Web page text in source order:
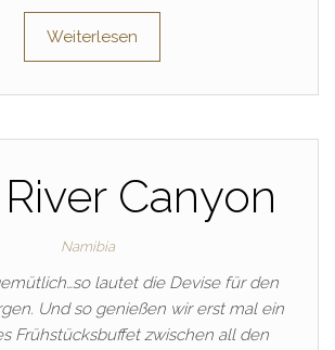
Weiterlesen
Canyon
Namibia
lautet die Devise für den
Und so genießen wir erst mal ein
Frühstücksbuffet zwischen all den